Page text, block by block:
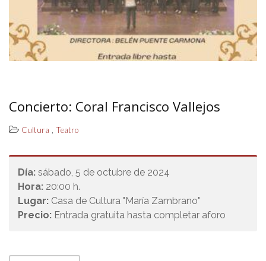
Concierto: Coral Francisco Vallejos
Cultura , Teatro
Día: sábado, 5 de octubre de 2024
Hora: 20:00 h.
Lugar: Casa de Cultura "María Zambrano"
Precio: Entrada gratuita hasta completar aforo